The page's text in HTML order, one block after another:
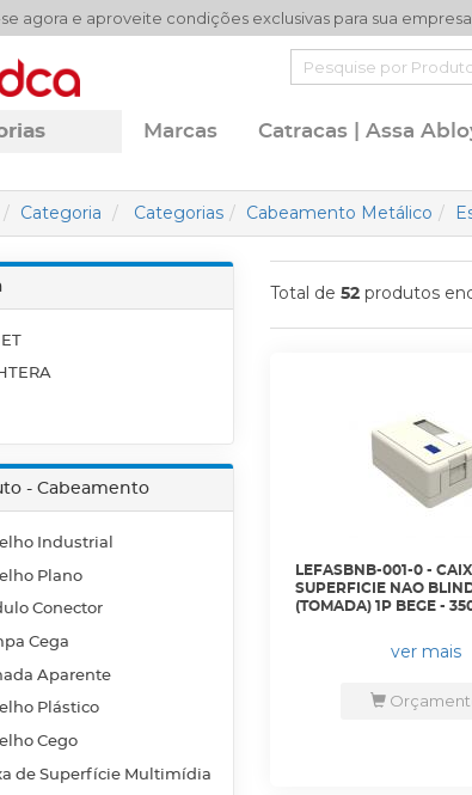
agora e aproveite condições exclusivas para sua empresa
Marcas Catracas | Assa
Categoria Categorias Cabeamento Metálico
- Cabeamento
Industrial
Plano
Conector
Cega
Aparente
Plástico
Cego
de Superfície Multimídia
Total de 52produtos
LEFASBNB-001-0 -
SUPERFICIE NAO
(TOMADA) 1P BEGE -
ver mais